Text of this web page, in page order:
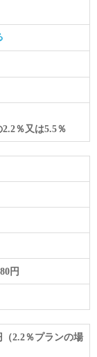
％又は5.5％
円
（2.2％プランの場